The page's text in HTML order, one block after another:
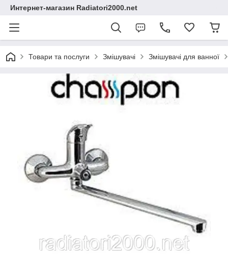
Интернет-магазин Radiatori2000.net
Товари та послуги Змішувачі Змішувачі для ванної